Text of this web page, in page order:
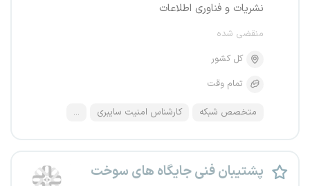
نشریات و فناوری اطلاعات
منقضی شده
کل کشور
تمام وقت
متخصص شبکه کارشناس امنیت سایبری ...
پشتیبان فنی جایگاه های سوخت